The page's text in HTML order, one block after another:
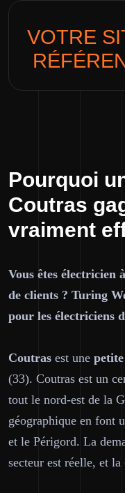
VOTRE
Pourquoi
Coutras
vraiment
Vous êtes électricien
de clients ? Turing
pour les électriciens
Coutras est une
(33). Coutras est un
tout le nord-est de la
géographique en font
et le Périgord. La
secteur est réelle, et